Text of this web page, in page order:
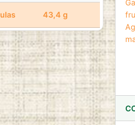
43,4 g